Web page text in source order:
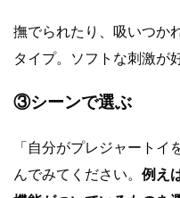
撫でられたり、吸いつか
タイプ。ソフトな刺激が
③シーンで選ぶ
「自分がプレジャート
んでみてください。 例え